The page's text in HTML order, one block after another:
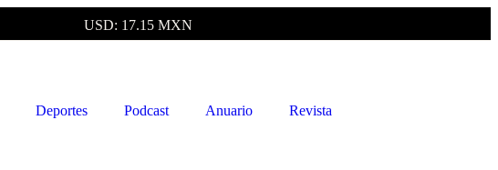
USD: 17.15 MXN
Deportes Podcast Anuario Revista